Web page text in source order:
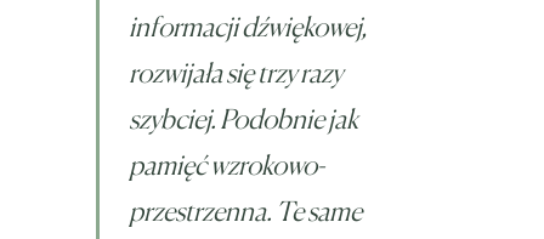
informacji dźwiękowej,
rozwijała się trzy razy
szybciej. Podobnie jak
pamięć wzrokowo-
przestrzenna. Te same